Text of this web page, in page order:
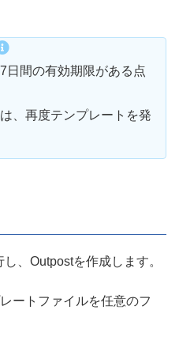
日間の有効期限がある点
、再度テンプレートを発
、Outpostを作成します。
ートファイルを任意のフ